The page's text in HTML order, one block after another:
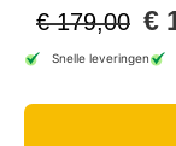
€179,00 €
Snelle leveringen